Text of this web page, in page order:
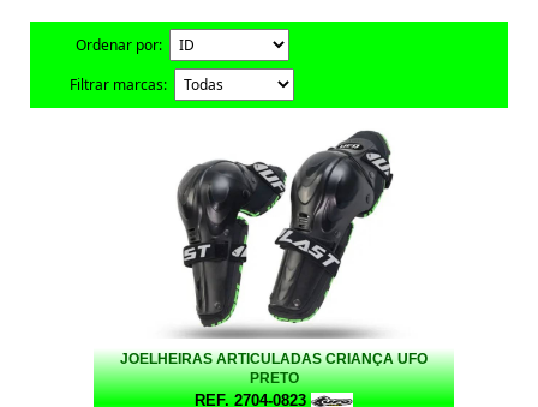
Ordenar por:
Filtrar marcas:
JOELHEIRAS ARTICULADAS CRIANÇA UFO
PRETO
REF. 2704-0823